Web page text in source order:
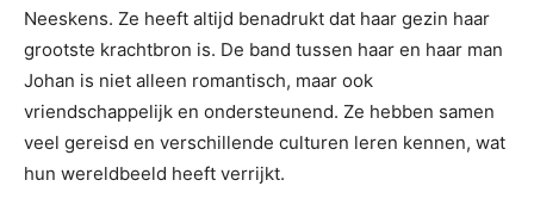
Neeskens. Ze heeft altijd benadrukt dat haar gezin haar
grootste krachtbron is. De band tussen haar en haar man
Johan is niet alleen romantisch, maar ook
vriendschappelijk en ondersteunend. Ze hebben samen
veel gereisd en verschillende culturen leren kennen, wat
hun wereldbeeld heeft verrijkt.